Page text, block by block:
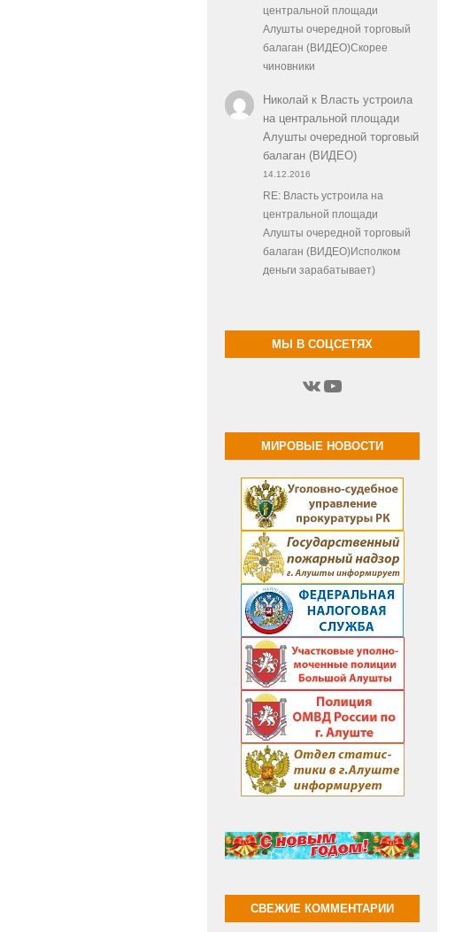
центральной площади
Алушты очередной торговый
балаган (ВИДЕО)Скорее
чиновники
Николайк Власть устроила
на центральной площади
Алушты очередной торговый
балаган (ВИДЕО)
14.12.2016
RE: Власть устроила на
центральной площади
Алушты очередной торговый
балаган (ВИДЕО)Исполком
деньги зарабатывает)
МЫ В СОЦСЕТЯХ
ВКонтакте
YouTube
МИРОВЫЕ НОВОСТИ
СВЕЖИЕ КОММЕНТАРИИ